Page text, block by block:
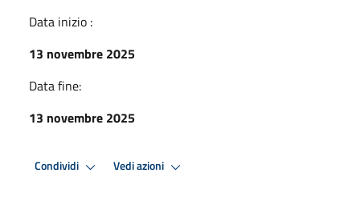
Data inizio :
13 novembre 2025
Data fine:
13 novembre 2025
Condividi Vedi azioni